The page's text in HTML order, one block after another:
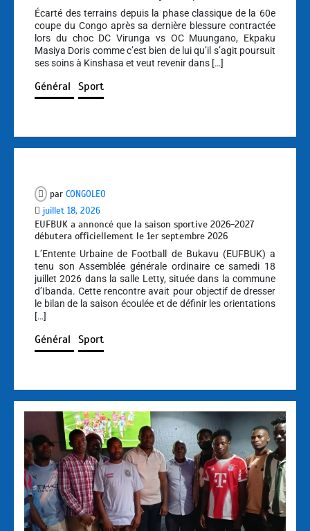
Écarté des terrains depuis la phase classique de la 60e
coupe du Congo après sa dernière blessure contractée
lors du choc DC Virunga vs OC Muungano, Ekpaku
Masiya Doris comme c’est bien de lui qu’il s’agit poursuit
ses soins à Kinshasa et veut revenir dans […]
Général Sport
par CONGOLEO
juillet 18, 2026
EUFBUK a annoncé que la saison sportive 2026-2027
débutera officiellement le 1er septembre 2026
L’Entente Urbaine de Football de Bukavu (EUFBUK) a
tenu son Assemblée générale ordinaire ce samedi 18
juillet 2026 dans la salle Letty, située dans la commune
d’Ibanda. Cette rencontre avait pour objectif de dresser
le bilan de la saison écoulée et de définir les orientations
[…]
Général Sport